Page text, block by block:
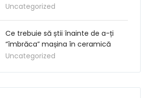
Uncategorized
Ce trebuie să știi înainte de a-ți
“îmbrăca” mașina în ceramică
Uncategorized